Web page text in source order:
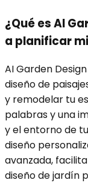
¿Qué es AI
a planificar
AI Garden
diseño de
y remodelar tu
palabras y una
y el entorno de
diseño
avanzada,
diseño de jardín